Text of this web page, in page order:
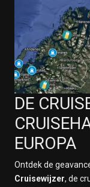
DE
EUROPA
Ontdek de
Cruisewijzer, de